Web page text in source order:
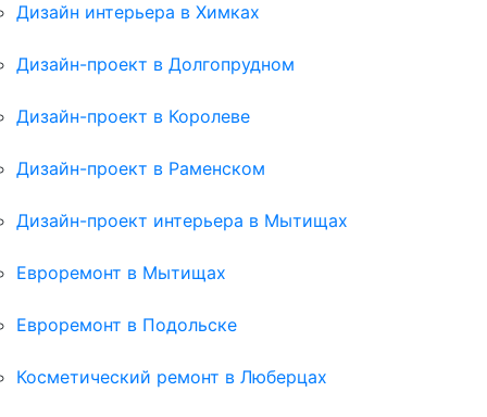
Дизайн интерьера в Химках
Дизайн-проект в Долгопрудном
Дизайн-проект в Королеве
Дизайн-проект в Раменском
Дизайн-проект интерьера в Мытищах
Евроремонт в Мытищах
Евроремонт в Подольске
Косметический ремонт в Люберцах